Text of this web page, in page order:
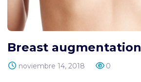
Breast augmentation
noviembre 14, 2018 0